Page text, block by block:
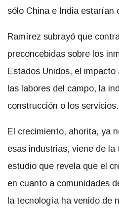
sólo China e India estarían
Ramírez subrayó que
preconcebidas sobre los
Estados Unidos, el
las labores del campo, la
construcción o los servicios.
El crecimiento, ahorita, ya
esas industrias, viene de
estudio que revela que el
en cuanto a comunidades
la tecnología ha venido de